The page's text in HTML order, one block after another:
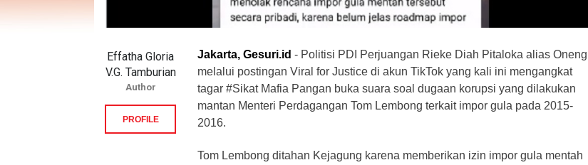
Jakarta, Gesuri.id - Politisi PDI Perjuangan Rieke Diah Pitaloka alias Oneng
melalui postingan Viral for Justice di akun TikTok yang kali ini mengangkat
tagar #Sikat Mafia Pangan buka suara soal dugaan korupsi yang dilakukan
mantan Menteri Perdagangan Tom Lembong terkait impor gula pada 2015-
2016.
Tom Lembong ditahan Kejagung karena memberikan izin impor gula mentah
Effatha Gloria
V.G. Tamburian
Author
PROFILE